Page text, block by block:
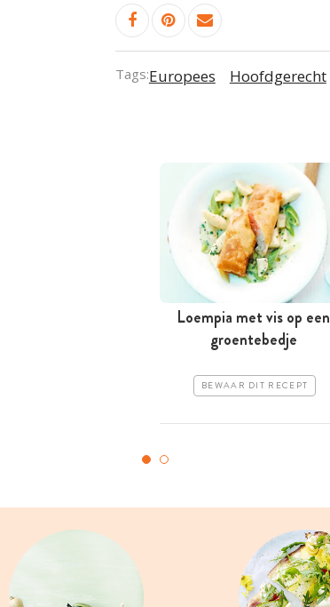
Tags:Europees Hoofdgerecht
Loempia met vis op een
groentebedje
BEWAAR DIT RECEPT